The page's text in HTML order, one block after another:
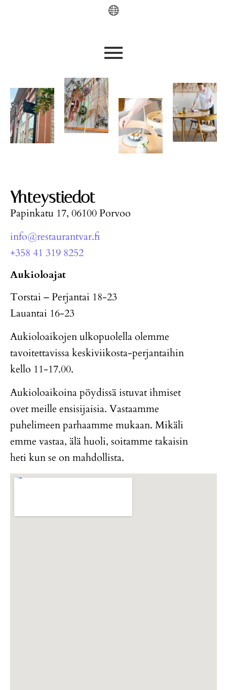
Yhteystiedot
Papinkatu 17, 06100 Porvoo
info@restaurantvar.fi
+358 41 319 8252
Aukioloajat
Torstai – Perjantai 18-23
Lauantai 16-23
Aukioloaikojen ulkopuolella olemme
tavoitettavissa keskiviikosta-perjantaihin
kello 11-17.00.
Aukioloaikoina pöydissä istuvat ihmiset
ovet meille ensisijaisia. Vastaamme
puhelimeen parhaamme mukaan. Mikäli
emme vastaa, älä huoli, soitamme takaisin
heti kun se on mahdollista.